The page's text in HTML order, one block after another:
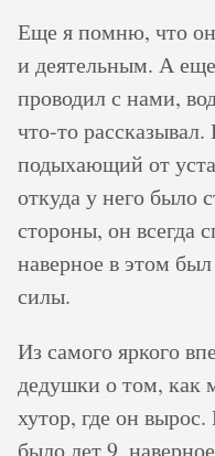
Еще я помню, что
и деятельным. А
проводил с нами,
что-то
подыхающий от
откуда у него было
стороны, он всегда
наверное в этом
силы.
Из самого яркого
дедушки о том, как
хутор, где он
было лет 9,